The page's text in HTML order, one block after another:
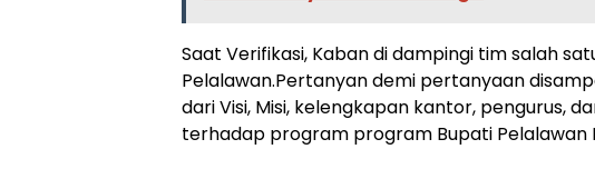
Saat Verifikasi, Kaban di dampingi tim salah
Pelalawan.Pertanyan demi pertanyaan
dari Visi, Misi, kelengkapan kantor, pengurus,
terhadap program program Bupati Pelalawan